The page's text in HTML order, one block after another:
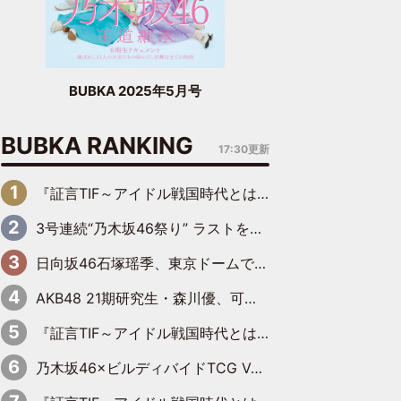
BUBKA 2025年5月号
BUBKA RANKING 17:30更新
『証言TIF～アイドル戦国時代とはなんだったのか～』第6回：でんぱ組.inc・古川未鈴×相沢梨紗「『ハロプロやりたかったな』って言ったら、夢眠ねむさんに『てめえはでんぱ組．incなんだよ！』って肩パンされて(笑)」
3号連続“乃木坂46祭り” ラストを飾るのは賀喜遥香…5年ぶりの登場に「5年分大人になった私を見ていただけたら」
日向坂46石塚瑶季、東京ドームで“観戦バレ”！ ナイツ・塙も認めた「巨人に詳しすぎるアイドル」は元VENUSスクール生で杉内コーチ推し⁉
AKB48 21期研究生・森川優、可愛さもある大人の女性に
『証言TIF～アイドル戦国時代とはなんだったのか～』第10回：さくら学院・武藤彩未×飯田らうら「正直、中3で辞めるというのを信じてなくて。そう言われてはいたけど、嘘でしょって」
乃木坂46×ビルディバイドTCG Vol.2公開 賀喜遥香＆田村真佑が『京まふ』ステージに登壇